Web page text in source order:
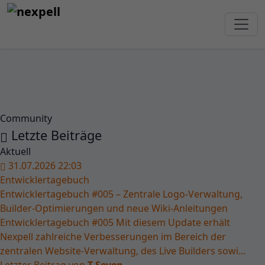
Community
Letzte Beiträge
Aktuell
31.07.2026 22:03
Entwicklertagebuch
Entwicklertagebuch #005 – Zentrale Logo-Verwaltung,
Builder-Optimierungen und neue Wiki-Anleitungen
Entwicklertagebuch #005 Mit diesem Update erhält
Nexpell zahlreiche Verbesserungen im Bereich der
zentralen Website-Verwaltung, des Live Builders sowi...